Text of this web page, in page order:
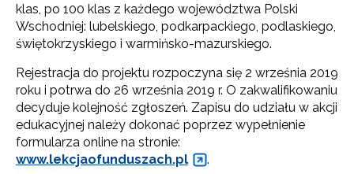
klas, po 100 klas z każdego województwa Polski
Wschodniej: lubelskiego, podkarpackiego, podlaskiego,
świętokrzyskiego i warmińsko-mazurskiego.
Rejestracja do projektu rozpoczyna się 2 września 2019
roku i potrwa do 26 września 2019 r. O zakwalifikowaniu
decyduje kolejność zgłoszeń. Zapisu do udziału w akcji
edukacyjnej należy dokonać poprzez wypełnienie
formularza online na stronie:
www.lekcjaofunduszach.pl
.